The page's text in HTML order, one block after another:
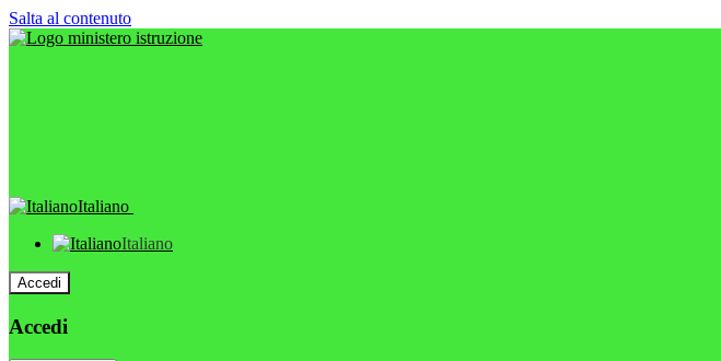
Salta al contenuto
Italiano
Italiano
Accedi
Accedi